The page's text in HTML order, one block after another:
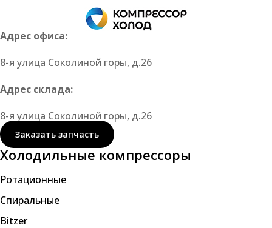
Адрес офиса:
8-я улица Соколиной горы, д.26
Адрес склада:
8-я улица Соколиной горы, д.26
Заказать запчасть
Холодильные компрессоры
Ротационные
Спиральные
Bitzer